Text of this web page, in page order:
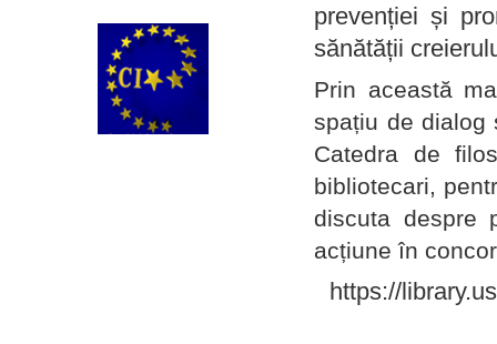
prevenției și
sănătății
Prin această
spațiu de dialog
Catedra de
bibliotecari,
discuta despre
acțiune în
https://